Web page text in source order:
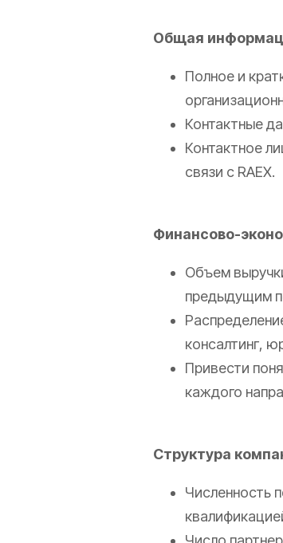
Общая
Полное и
Контактные
Контактное
связи с RAEX.
Финансово-
Объем
предыдущим
консалтинг,
Привести
каждого
Структура
Численность